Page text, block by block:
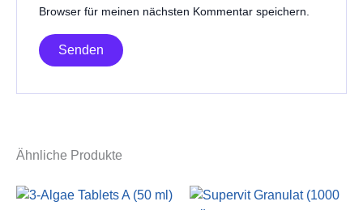
Browser für meinen nächsten Kommentar speichern.
Ähnliche Produkte